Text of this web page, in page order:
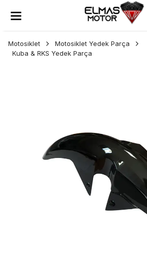
Motosiklet
Motosiklet Yedek Parça
Kuba & RKS Yedek Parça